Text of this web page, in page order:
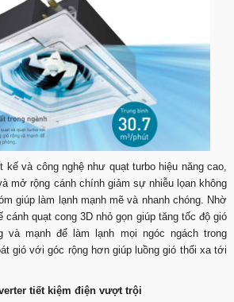
kế và công nghệ như quạt turbo hiệu năng cao,
mở rộng cánh chính giảm sự nhiễu lọan không
giúp làm lạnh mạnh mẽ và nhanh chóng. Nhờ
quạt cong 3D nhỏ gọn giúp tăng tốc độ gió
và mạnh để làm lạnh mọi ngóc ngách trong
gió với góc rộng hơn giúp luồng gió thổi xa tới
tiết kiệm điện vượt trội